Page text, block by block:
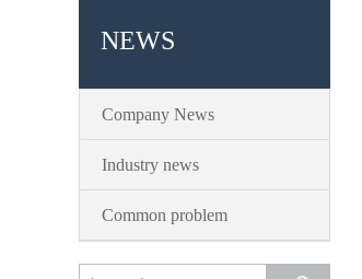
NEWS
Company News
Industry news
Common problem